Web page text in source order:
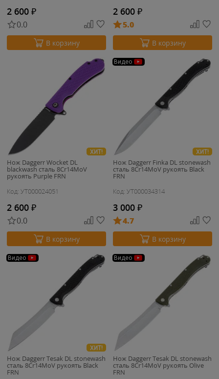
2 600 ₽
0.0
В корзину
2 600 ₽
5.0
В корзину
ХИТ!
Нож Daggerr Wocket DL
blackwash сталь 8Cr14MoV
рукоять Purple FRN
Код: УТ000024051
2 600 ₽
0.0
В корзину
Видео
ХИТ!
Нож Daggerr Finka DL stonewash
сталь 8Cr14MoV рукоять Black
FRN
Код: УТ000034314
3 000 ₽
4.7
В корзину
Видео
ХИТ!
Нож Daggerr Tesak DL stonewash
сталь 8Cr14MoV рукоять Black
FRN
Видео
Нож Daggerr Tesak DL stonewash
сталь 8Cr14MoV рукоять Olive
FRN